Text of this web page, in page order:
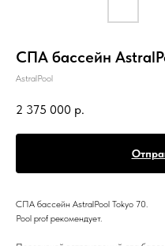
СПА бассейн
AstralPool
2 375 000 р.
СПА бассейн AstralPool Tokyo 70.
Pool prof рекомендует.